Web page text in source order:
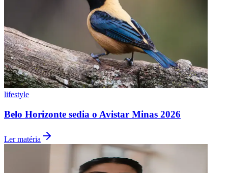
lifestyle
Belo Horizonte sedia o Avistar Minas 2026
Ler matéria